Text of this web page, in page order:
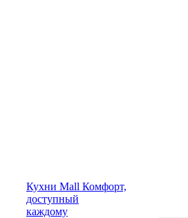
Кухни Mall Комфорт,
доступный
каждому